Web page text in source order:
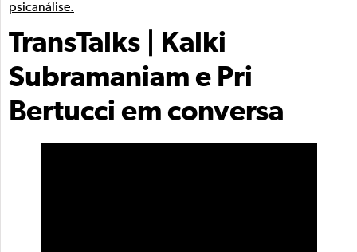
psicanálise.
TransTalks | Kalki
Subramaniam e Pri
Bertucci em conversa